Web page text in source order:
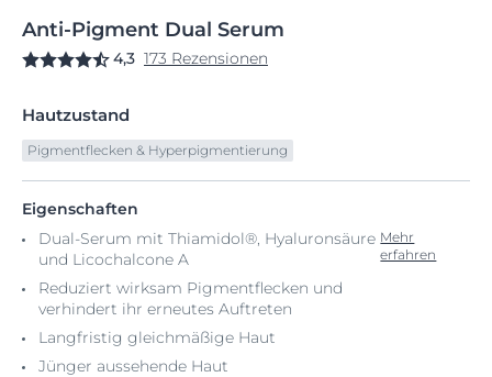
Anti-Pigment Dual Serum
4,3 173 Rezensionen
Hautzustand
Pigmentflecken & Hyperpigmentierung
Eigenschaften
Dual-Serum mit Thiamidol®, Hyaluronsäure
und Licochalcone A
Reduziert wirksam Pigmentflecken und
verhindert ihr erneutes Auftreten
Langfristig gleichmäßige Haut
Jünger aussehende Haut
Mehr
erfahren